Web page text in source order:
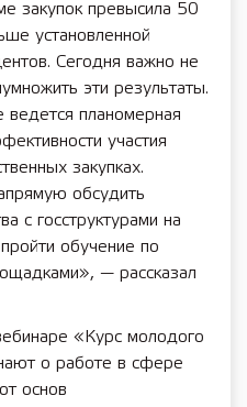
закупок превысила 50
установленной
Сегодня важно не
эти результаты.
ведется планомерная
участия
закупках.
обсудить
с госструктурами на
обучение по
— рассказал
«Курс молодого
о работе в сфере
основ